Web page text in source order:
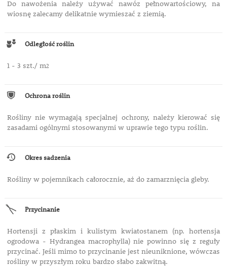
Do nawożenia należy używać nawóz pełnowartościowy, na
wiosnę zalecamy delikatnie wymieszać z ziemią.
Odległość roślin
1 - 3 szt./ m2
Ochrona roślin
Rośliny nie wymagają specjalnej ochrony, należy kierować się
zasadami ogólnymi stosowanymi w uprawie tego typu roślin.
Okres sadzenia
Rośliny w pojemnikach całorocznie, aż do zamarznięcia gleby.
Przycinanie
Hortensji z płaskim i kulistym kwiatostanem (np. hortensja
ogrodowa - Hydrangea macrophylla) nie powinno się z reguły
przycinać. Jeśli mimo to przycinanie jest nieuniknione, wówczas
rośliny w przyszłym roku bardzo słabo zakwitną.